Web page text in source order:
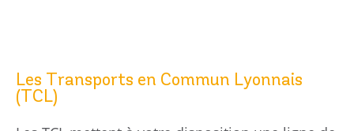
Les Transports en Commun Lyonnais
(TCL)